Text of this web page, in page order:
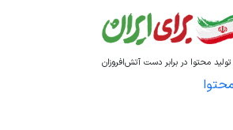
محتوا در برابر دست آتش‌افروزان